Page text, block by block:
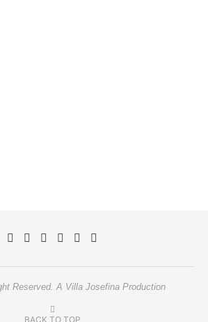
Reserved. A Villa Josefina Production
BACK TO TOP